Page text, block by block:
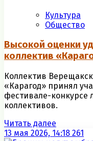
Культура
Общество
Высокой оценки
коллектив
Коллектив
«Карагод» принял
фестивале-конкурсе
коллективов.
Читать далее
13 мая 2026, 14:18 261